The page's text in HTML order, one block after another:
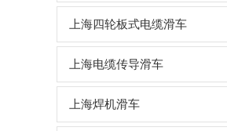
上海四轮板式电缆滑车
上海电缆传导滑车
上海焊机滑车